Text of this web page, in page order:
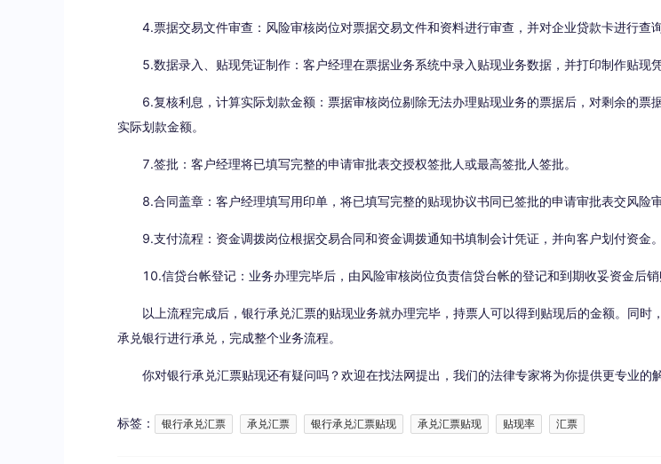
4.票据交易文件审查：风险审核岗位对票据交易文件和资料进行审查，并对企业贷款卡进行查询
5.数据录入、贴现凭证制作：客户经理在票据业务系统中录入贴现业务数据，并打印制作贴现凭
6.复核利息，计算实际划款金额：票据审核岗位剔除无法办理贴现业务的票据后，对剩余的票
实际划款金额。
7.签批：客户经理将已填写完整的申请审批表交授权签批人或最高签批人签批。
8.合同盖章：客户经理填写用印单，将已填写完整的贴现协议书同已签批的申请审批表交风险审
9.支付流程：资金调拨岗位根据交易合同和资金调拨通知书填制会计凭证，并向客户划付资金。
10.信贷台帐登记：业务办理完毕后，由风险审核岗位负责信贷台帐的登记和到期收妥资金后销
以上流程完成后，银行承兑汇票的贴现业务就办理完毕，持票人可以得到贴现后的金额。同时
承兑银行进行承兑，完成整个业务流程。
你对银行承兑汇票贴现还有疑问吗？欢迎在找法网提出，我们的法律专家将为你提供更专业的解
标签： 银行承兑汇票 承兑汇票 银行承兑汇票贴现 承兑汇票贴现 贴现率 汇票